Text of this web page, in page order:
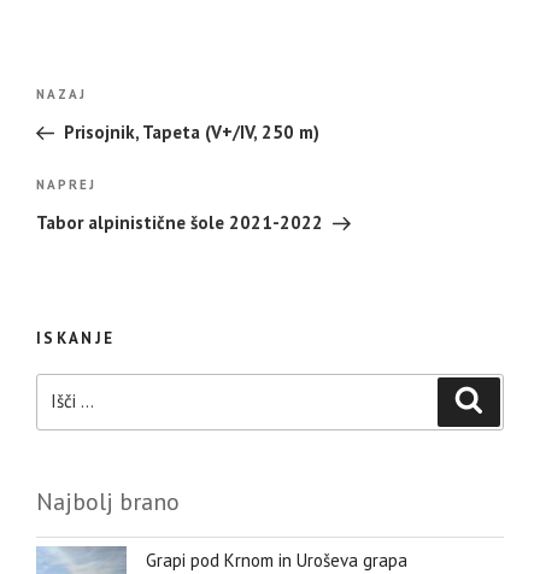
Prejšnji
prispevek
NAZAJ
Prisojnik, Tapeta (V+/IV, 250 m)
Naslednji
prispevek
NAPREJ
Tabor alpinistične šole 2021-2022
ISKANJE
Najbolj brano
Grapi pod Krnom in Uroševa grapa